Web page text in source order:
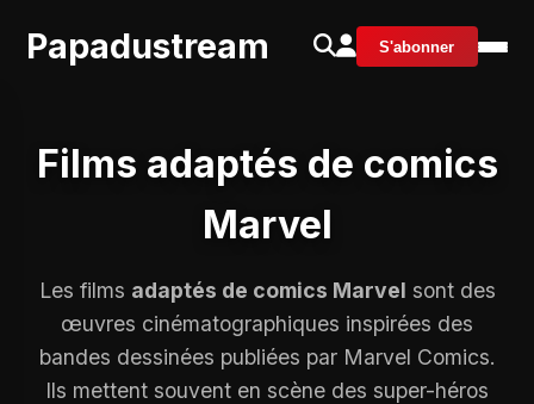
Papadustream S'abonner
Films adaptés de comics
Marvel
Les films adaptés de comics Marvel sont des
œuvres cinématographiques inspirées des
bandes dessinées publiées par Marvel Comics.
Ils mettent souvent en scène des super-héros